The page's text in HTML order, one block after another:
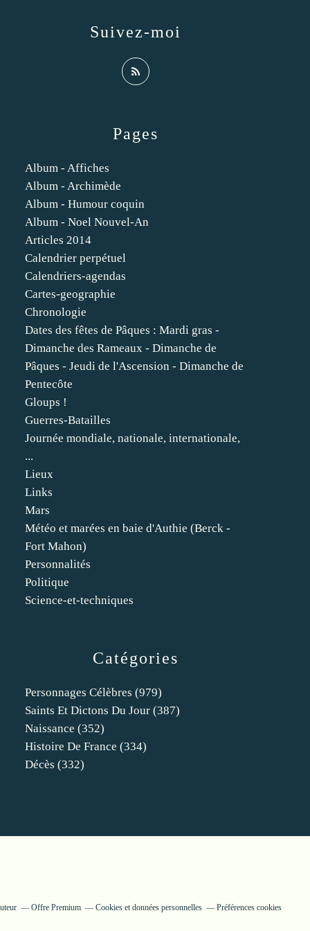
Catégories
Personnages Célèbres (979)
Saints Et Dictons Du Jour (387)
Naissance (352)
Histoire De France (334)
Décès (332)
Pages
Album - Affiches
Album - Archimède
Album - Humour coquin
Album - Noel Nouvel-An
Articles 2014
Calendrier perpétuel
Calendriers-agendas
Cartes-geographie
Chronologie
Dates des fêtes de Pâques : Mardi gras -
Dimanche des Rameaux - Dimanche de
Pâques - Jeudi de l'Ascension - Dimanche de
Pentecôte
Gloups !
Guerres-Batailles
Journée mondiale, nationale, internationale,
...
Lieux
Links
Mars
Météo et marées en baie d'Authie (Berck -
Fort Mahon)
Personnalités
Politique
Science-et-techniques
Suivez-moi
Offre Premium Cookies et données personnelles Préférences cookies